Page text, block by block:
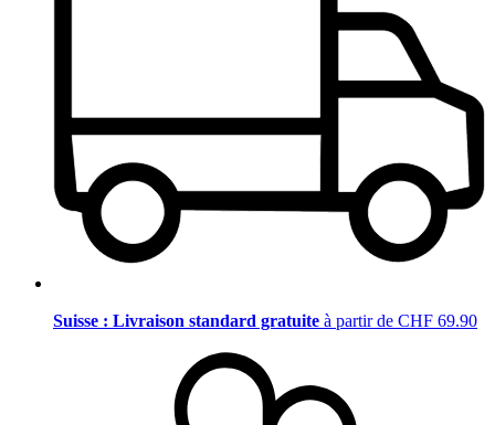
Suisse : Livraison standard gratuite à partir de CHF 69.90